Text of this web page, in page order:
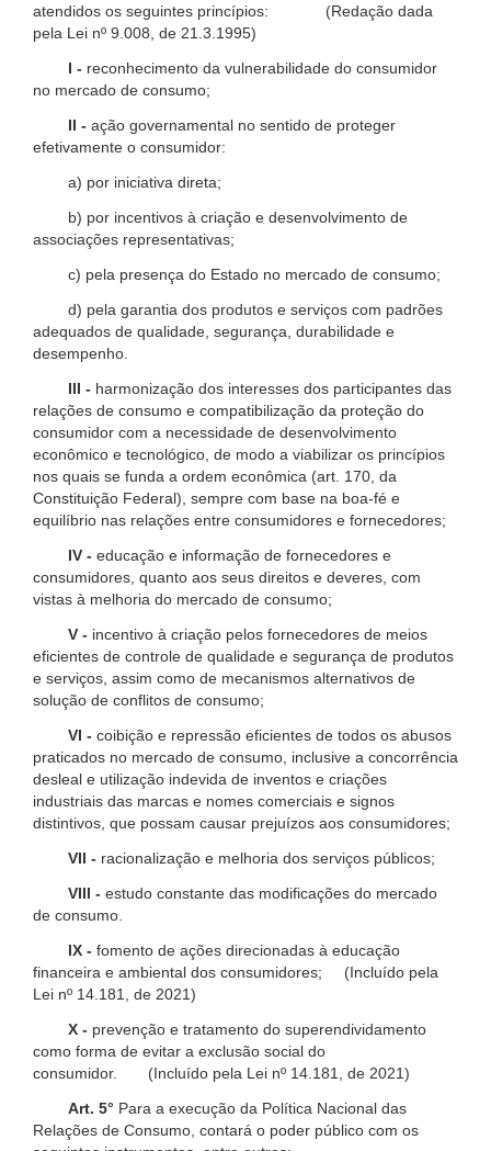
atendidos os seguintes princípios: (Redação dada
pela Lei nº 9.008, de 21.3.1995)
I - reconhecimento da vulnerabilidade do consumidor
no mercado de consumo;
II - ação governamental no sentido de proteger
efetivamente o consumidor:
a) por iniciativa direta;
b) por incentivos à criação e desenvolvimento de
associações representativas;
c) pela presença do Estado no mercado de consumo;
d) pela garantia dos produtos e serviços com padrões
adequados de qualidade, segurança, durabilidade e
desempenho.
III - harmonização dos interesses dos participantes das
relações de consumo e compatibilização da proteção do
consumidor com a necessidade de desenvolvimento
econômico e tecnológico, de modo a viabilizar os princípios
nos quais se funda a ordem econômica (art. 170, da
Constituição Federal), sempre com base na boa-fé e
equilíbrio nas relações entre consumidores e fornecedores;
IV - educação e informação de fornecedores e
consumidores, quanto aos seus direitos e deveres, com
vistas à melhoria do mercado de consumo;
V - incentivo à criação pelos fornecedores de meios
eficientes de controle de qualidade e segurança de produtos
e serviços, assim como de mecanismos alternativos de
solução de conflitos de consumo;
VI - coibição e repressão eficientes de todos os abusos
praticados no mercado de consumo, inclusive a concorrência
desleal e utilização indevida de inventos e criações
industriais das marcas e nomes comerciais e signos
distintivos, que possam causar prejuízos aos consumidores;
VII - racionalização e melhoria dos serviços públicos;
VIII - estudo constante das modificações do mercado
de consumo.
IX - fomento de ações direcionadas à educação
financeira e ambiental dos consumidores; (Incluído pela
Lei nº 14.181, de 2021)
X - prevenção e tratamento do superendividamento
como forma de evitar a exclusão social do
consumidor. (Incluído pela Lei nº 14.181, de 2021)
Art. 5° Para a execução da Política Nacional das
Relações de Consumo, contará o poder público com os